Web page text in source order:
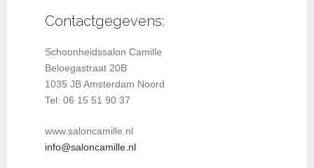
Contactgegevens:
Schoonheidssalon Camille
Beloegastraat 20B
1035 JB Amsterdam Noord
Tel: 06 15 51 90 37
www.saloncamille.nl
info@saloncamille.nl